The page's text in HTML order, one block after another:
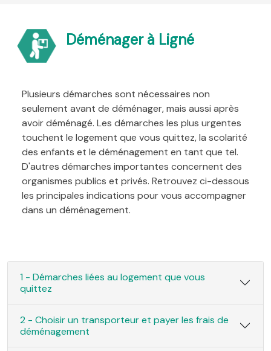
Déménager à Ligné
Plusieurs démarches sont nécessaires non
seulement avant de déménager, mais aussi après
avoir déménagé. Les démarches les plus urgentes
touchent le logement que vous quittez, la scolarité
des enfants et le déménagement en tant que tel.
D'autres démarches importantes concernent des
organismes publics et privés. Retrouvez ci-dessous
les principales indications pour vous accompagner
dans un déménagement.
1 - Démarches liées au logement que vous
quittez
2 - Choisir un transporteur et payer les frais de
déménagement